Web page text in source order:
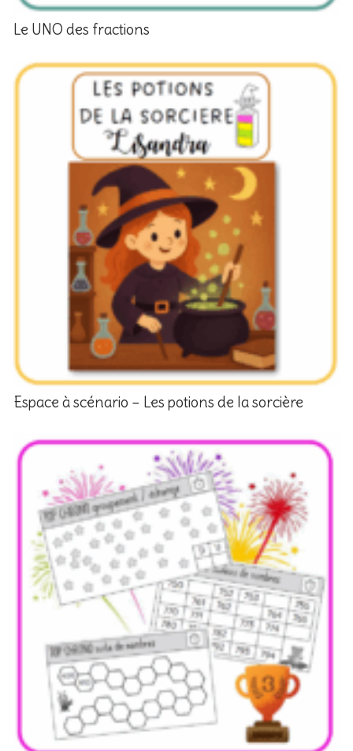
Le UNO des fractions
Espace à scénario – Les potions de la sorcière